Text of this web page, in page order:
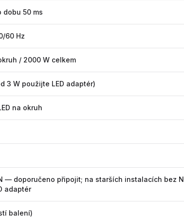
dobu 50 ms
60 Hz
/ 2000 W celkem
3 W použijte LED adaptér)
na okruh
— doporučeno připojit; na starších instalacích bez N
adaptér
balení)